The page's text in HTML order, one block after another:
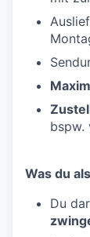
bspw.
Was du
Du